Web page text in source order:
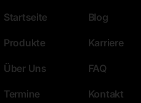
Startseite
Produkte
Über Uns
Termine
Blog
Karriere
FAQ
Kontakt